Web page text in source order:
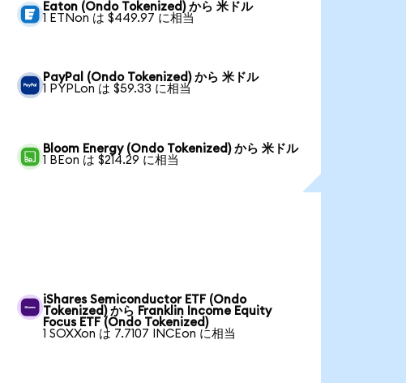
Eaton (Ondo Tokenized) から 米ドル
1 ETNon は $449.97 に相当
PayPal (Ondo Tokenized) から 米ドル
1 PYPLon は $59.33 に相当
Bloom Energy (Ondo Tokenized) から 米ドル
1 BEon は $214.29 に相当
iShares Semiconductor ETF (Ondo
Tokenized) から Franklin Income Equity
Focus ETF (Ondo Tokenized)
1 SOXXon は 7.7107 INCEon に相当